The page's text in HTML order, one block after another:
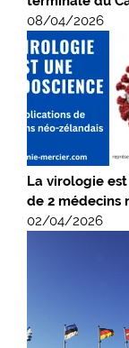
08/04/2026
La virologie
de 2 médecins
02/04/2026